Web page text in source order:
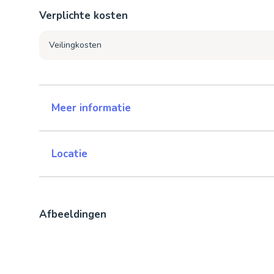
Verplichte kosten
Veilingkosten
Meer informatie
Locatie
Afbeeldingen